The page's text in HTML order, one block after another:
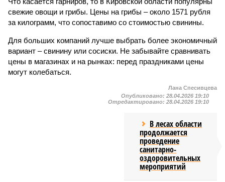
свежие овощи и грибы. Цены на грибы – около 1571 рубля
за килограмм, что сопоставимо со стоимостью свинины.
Для больших компаний лучше выбрать более экономичный
вариант – свинину или сосиски. Не забывайте сравнивать
цены в магазинах и на рынках: перед праздниками цены
могут колебаться.
Лана Спесивцева
Опубликовано: 28.04.2026 19:10
Отредактировано: 28.04.2026 19:10
В лесах области
продолжается
проведение
санитарно-
оздоровительных
мероприятий